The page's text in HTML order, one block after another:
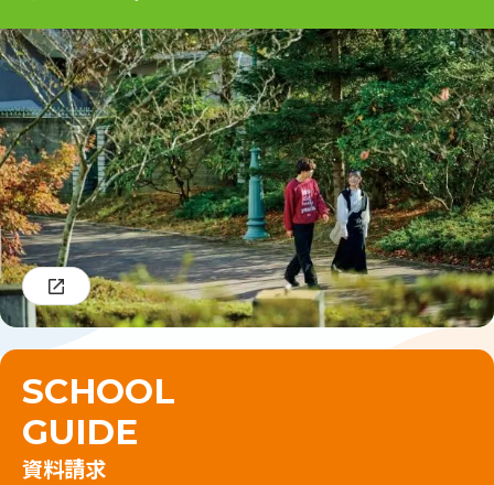
資料請求
SCHOOL
GUIDE